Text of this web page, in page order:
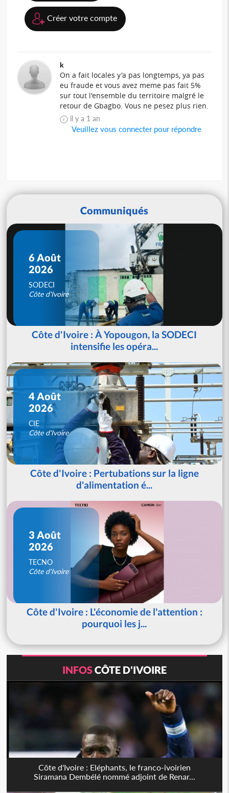
Créer votre compte
k
On a fait locales y'a pas longtemps, ya pas
eu fraude et vous avez meme pas fait 5%
sur tout l'ensemble du territoire malgré le
retour de Gbagbo. Vous ne pesez plus rien.
il y a 1 an
Veuillez vous connecter pour répondre
Communiqués
6 Août
2026
SODECI
Côte d'Ivoire
Côte d'Ivoire : À Yopougon, la SODECI
intensifie les opéra...
4 Août
2026
CIE
Côte d'Ivoire
Côte d'Ivoire : Pertubations sur la ligne
d'alimentation é...
3 Août
2026
TECNO
Côte d'Ivoire
Côte d'Ivoire : L'économie de l'attention :
pourquoi les j...
INFOSCÔTE D'IVOIRE
Côte d'Ivoire : Eléphants, le franco-ivoirien
Siramana Dembélé nommé adjoint de Renar...